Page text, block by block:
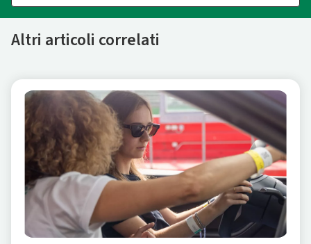
Altri articoli correlati